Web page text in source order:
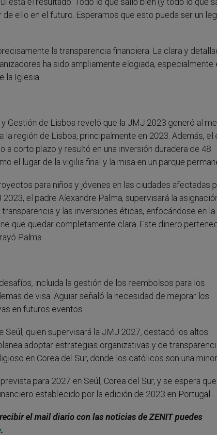
ello en el futuro. Esperamos que esto pueda ser un
la transparencia financiera. La clara y
ha sido ampliamente elogiada, especialmente
la Iglesia.
Gestión de Lisboa reveló que la JMJ 2023 generó al
región de Lisboa, principalmente en 2023. Además, el
corto plazo y resultó en una inversión duradera de 48
el lugar de la vigilia final y la misa en un parque
para niños y jóvenes en las ciudades afectadas
el padre Alexandre Palma, supervisará la
y las inversiones éticas, enfocándose en la
que quedar completamente clara. Este dinero
Palma.
incluida la gestión de los reembolsos para los
de visa. Aguiar señaló la necesidad de mejorar los
en futuros eventos.
Seúl, quien supervisará la JMJ 2027, destacó los altos
adoptar estrategias organizativas y de
en Corea del Sur, donde los católicos son una
para 2027 en Seúl, Corea del Sur, y se espera que
establecido por la edición de 2023 en Portugal.
el mail diario con las noticias de ZENIT puedes
.